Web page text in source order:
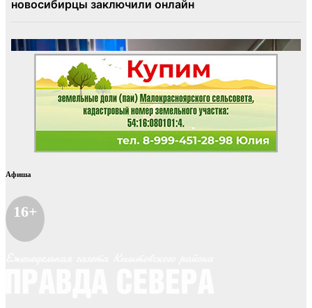
Афиша
16+